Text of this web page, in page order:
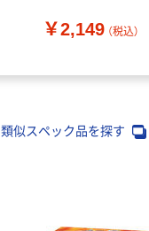
￥2,149 （税込）
類似スペック品を探す